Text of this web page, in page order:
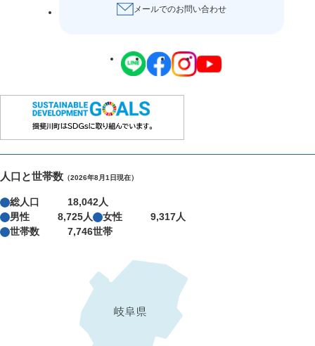
メールでのお問い合わせ
人口と世帯数 （2026年8月1日現在）
総人口
18,042人
男性
8,725人 女性
9,317人
世帯数
7,746世帯